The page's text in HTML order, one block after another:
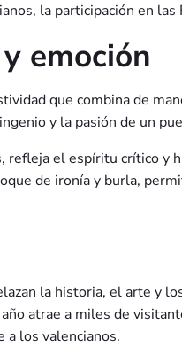
la participación en
emoción
que combina de
y la pasión de un
refleja el espíritu crítico
de ironía y burla,
la historia, el arte y
atrae a miles de
a los valencianos.